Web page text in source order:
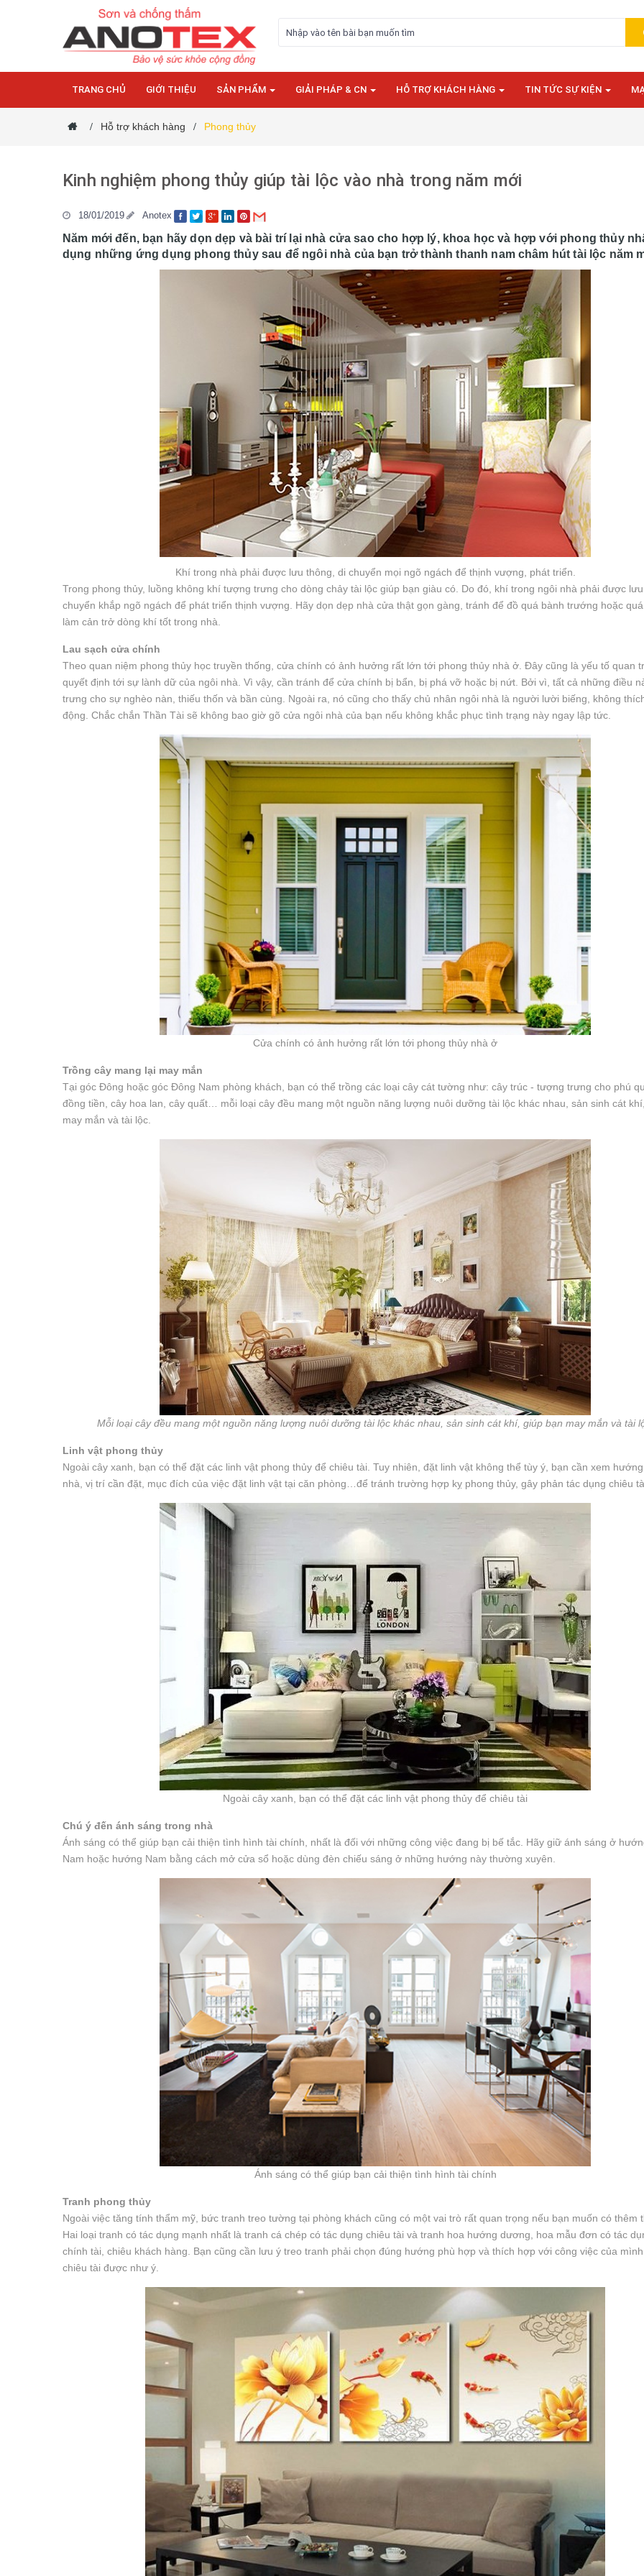
TRANG CHỦ GIỚI THIỆU SẢN PHẨM GIẢI PHÁP & CN HỖ TRỢ KHÁCH HÀNG TIN TỨC SỰ KIỆN
/ Hỗ trợ khách hàng / Phong thủy
Kinh nghiệm phong thủy giúp tài lộc vào nhà trong năm mới
18/01/2019 Anotex
Năm mới đến, bạn hãy dọn dẹp và bài trí lại nhà cửa sao cho hợp lý, khoa học và hợp với phong thủy
dụng những ứng dụng phong thủy sau để ngôi nhà của bạn trở thành thanh nam châm hút tài lộc năm
Khí trong nhà phải được lưu thông, di chuyển mọi ngõ ngách để thịnh vượng, phát triển.
Trong phong thủy, luồng không khí tượng trưng cho dòng chảy tài lộc giúp bạn giàu có. Do đó, khí trong ngôi nhà phải được
chuyển khắp ngõ ngách để phát triển thịnh vượng. Hãy dọn dẹp nhà cửa thật gọn gàng, tránh để đồ quá bành trướng hoặc
làm cản trở dòng khí tốt trong nhà.
Lau sạch cửa chính
Theo quan niệm phong thủy học truyền thống, cửa chính có ảnh hưởng rất lớn tới phong thủy nhà ở. Đây cũng là yếu tố quan
quyết định tới sự lành dữ của ngôi nhà. Vì vậy, cần tránh để cửa chính bị bẩn, bị phá vỡ hoặc bị nứt. Bởi vì, tất cả những điều
trưng cho sự nghèo nàn, thiếu thốn và bần cùng. Ngoài ra, nó cũng cho thấy chủ nhân ngôi nhà là người lười biếng, không
động. Chắc chắn Thần Tài sẽ không bao giờ gõ cửa ngôi nhà của bạn nếu không khắc phục tình trạng này ngay lập tức.
Cửa chính có ảnh hưởng rất lớn tới phong thủy nhà ở
Trồng cây mang lại may mắn
Tại góc Đông hoặc góc Đông Nam phòng khách, bạn có thể trồng các loại cây cát tường như: cây trúc - tượng trưng cho phú
đồng tiền, cây hoa lan, cây quất… mỗi loại cây đều mang một nguồn năng lượng nuôi dưỡng tài lộc khác nhau, sản sinh cát
may mắn và tài lộc.
Mỗi loại cây đều mang một nguồn năng lượng nuôi dưỡng tài lộc khác nhau, sản sinh cát khí, giúp bạn may mắn và tài
Linh vật phong thủy
Ngoài cây xanh, bạn có thể đặt các linh vật phong thủy để chiêu tài. Tuy nhiên, đặt linh vật không thể tùy ý, bạn cần xem
nhà, vị trí cần đặt, mục đích của việc đặt linh vật tại căn phòng…để tránh trường hợp kỵ phong thủy, gây phản tác dụng chiêu
Ngoài cây xanh, bạn có thể đặt các linh vật phong thủy để chiêu tài
Chú ý đến ánh sáng trong nhà
Ánh sáng có thể giúp bạn cải thiện tình hình tài chính, nhất là đối với những công việc đang bị bế tắc. Hãy giữ ánh sáng ở
Nam hoặc hướng Nam bằng cách mở cửa sổ hoặc dùng đèn chiếu sáng ở những hướng này thường xuyên.
Ánh sáng có thể giúp bạn cải thiện tình hình tài chính
Tranh phong thủy
Ngoài việc tăng tính thẩm mỹ, bức tranh treo tường tại phòng khách cũng có một vai trò rất quan trọng nếu bạn muốn có thêm
Hai loại tranh có tác dụng mạnh nhất là tranh cá chép có tác dụng chiêu tài và tranh hoa hướng dương, hoa mẫu đơn có tác
chính tài, chiêu khách hàng. Bạn cũng cần lưu ý treo tranh phải chọn đúng hướng phù hợp và thích hợp với công việc của
chiêu tài được như ý.